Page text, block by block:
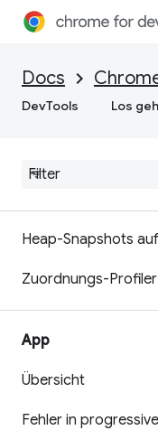
Docs
DevTools Los
optimieren
Arbeitsspeicher
Heap-Snapshots
Zuordnungs-
App
Übersicht
Fehler in